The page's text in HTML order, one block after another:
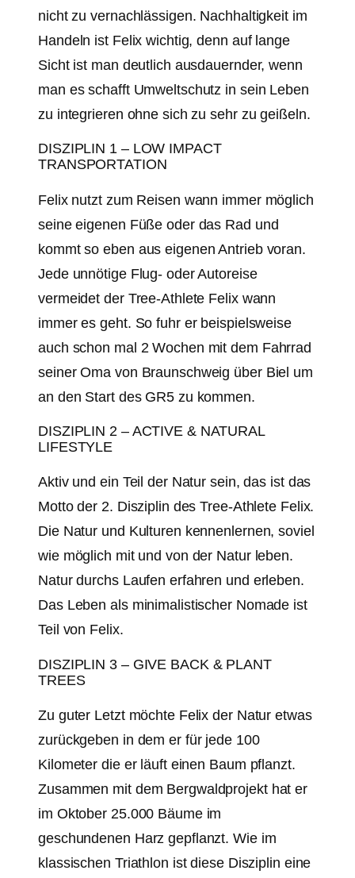
nicht zu vernachlässigen. Nachhaltigkeit im
Handeln ist Felix wichtig, denn auf lange
Sicht ist man deutlich ausdauernder, wenn
man es schafft Umweltschutz in sein Leben
zu integrieren ohne sich zu sehr zu geißeln.
DISZIPLIN 1 – LOW IMPACT
TRANSPORTATION
Felix nutzt zum Reisen wann immer möglich
seine eigenen Füße oder das Rad und
kommt so eben aus eigenen Antrieb voran.
Jede unnötige Flug- oder Autoreise
vermeidet der Tree-Athlete Felix wann
immer es geht. So fuhr er beispielsweise
auch schon mal 2 Wochen mit dem Fahrrad
seiner Oma von Braunschweig über Biel um
an den Start des GR5 zu kommen.
DISZIPLIN 2 – ACTIVE & NATURAL
LIFESTYLE
Aktiv und ein Teil der Natur sein, das ist das
Motto der 2. Disziplin des Tree-Athlete Felix.
Die Natur und Kulturen kennenlernen, soviel
wie möglich mit und von der Natur leben.
Natur durchs Laufen erfahren und erleben.
Das Leben als minimalistischer Nomade ist
Teil von Felix.
DISZIPLIN 3 – GIVE BACK & PLANT
TREES
Zu guter Letzt möchte Felix der Natur etwas
zurückgeben in dem er für jede 100
Kilometer die er läuft einen Baum pflanzt.
Zusammen mit dem Bergwaldprojekt hat er
im Oktober 25.000 Bäume im
geschundenen Harz gepflanzt. Wie im
klassischen Triathlon ist diese Disziplin eine